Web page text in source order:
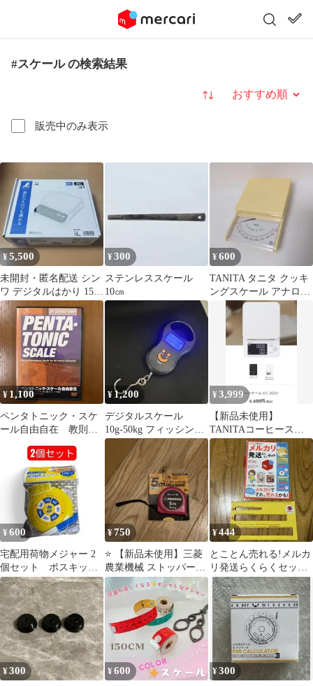
#スケール の検索結果
販売中のみ表示
並び替え
¥5,500
未開封・匿名配送 シン
ワ デジタルはかり 15kg
防塵防水 70039
¥300
ステンレススケール
10㎝
¥600
TANITA タニタ クッキ
ングスケール アナログ
式 1440 丸正マーク付
¥ 1,100
ペンタトニック・スケ
ール自由自在 教則
¥ 1,200
デジタルスケール
10g-50kg フィッシング
スケール
¥3,999
【新品未使用】
TANITAコーヒースケ
ール KC-2G01
¥ 600
宅配用荷物メジャー 2
個セット ポスキッ
ト hapilaフリマ ⑤
¥750
⭐️ 【新品未使用】三菱
農業機械 ストッパー付
メジャー 5m⭐️
¥444
とことん売れる!メルカ
リ発送らくらくセット
厚さ測定スケール 厚さ
測定定規
¥300 ¥600 ¥300